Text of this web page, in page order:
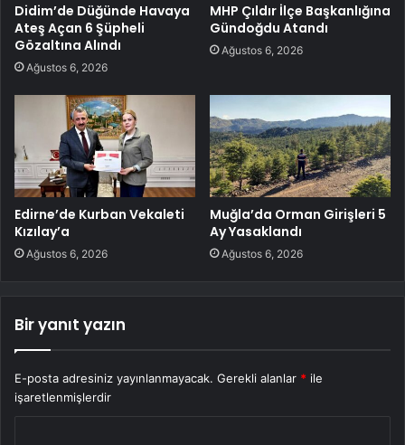
Didim’de Düğünde Havaya
Ateş Açan 6 Şüpheli
Gözaltına Alındı
Ağustos 6, 2026
MHP Çıldır İlçe Başkanlığına
Gündoğdu Atandı
Ağustos 6, 2026
Edirne’de Kurban Vekaleti
Kızılay’a
Ağustos 6, 2026
Muğla’da Orman Girişleri 5
Ay Yasaklandı
Ağustos 6, 2026
Bir yanıt yazın
E-posta adresiniz yayınlanmayacak. Gerekli alanlar * ile
işaretlenmişlerdir